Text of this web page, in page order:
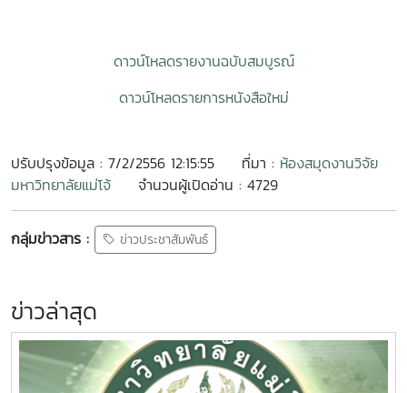
ดาวน์โหลดรายงานฉบับสมบูรณ์
ดาวน์โหลดรายการหนังสือใหม่
ปรับปรุงข้อมูล : 7/2/2556 12:15:55 ที่มา : ห้องสมุดงานวิจัย
มหาวิทยาลัยแม่โจ้
จำนวนผู้เปิดอ่าน : 4729
กลุ่มข่าวสาร : ข่าวประชาสัมพันธ์
ข่าวล่าสุด